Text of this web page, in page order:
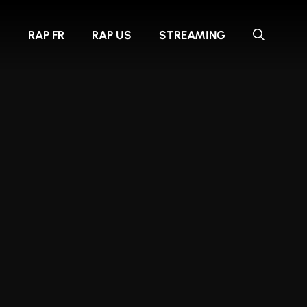
RAP FR RAP US STREAMING